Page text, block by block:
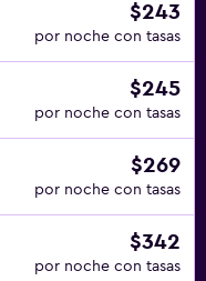
$243
por noche con tasas
$245
por noche con tasas
$269
por noche con tasas
$342
por noche con tasas